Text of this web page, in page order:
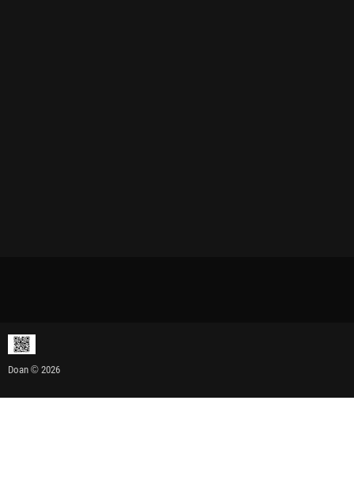
Doan © 2026